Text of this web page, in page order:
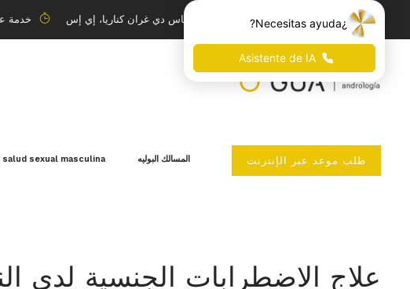
أ. خوسيه ميسا ذ لوبيز، 54 عاما، لاس بالماس دي غران كناريا، إي إس خدمة على
طلب موعد عبر الإنترنت المسالك البوليه salud sexual masculina
علاج الاضطرابات الجنسية لدى